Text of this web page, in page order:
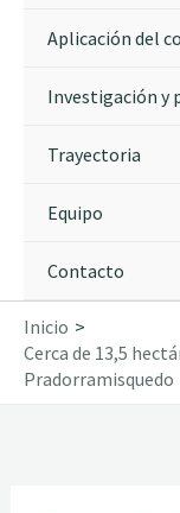
Aplicación del
Investigación y
Trayectoria
Equipo
Contacto
Inicio
Cerca de 13,5
Pradorramisquedo